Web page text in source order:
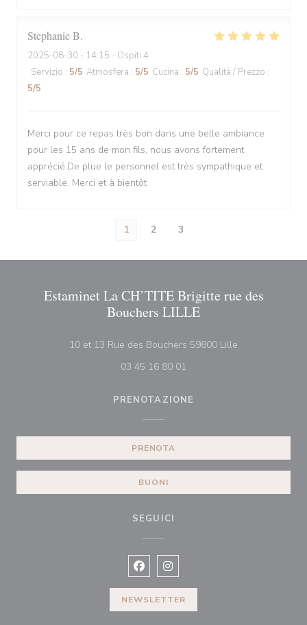
StephanieB
2025-08-30 - 14:15 - Ospiti 4
Servizio : 5/5 Atmosfera : 5/5 Cucina : 5/5 Qualità / Prezzo :
5/5
Merci pour ce repas très bon dans une belle ambiance
pour les 15 ans de mon fils, nous avons fortement
apprécié.De plue le personnel est très sympathique et
serviable. Merci et à bientôt
1 2 3
Estaminet La CH’TITE Brigitte rue des
Bouchers LILLE
10 et 13 Rue des Bouchers 59800 Lille
03 45 16 80 01
PRENOTAZIONE
PRENOTA
BUONI
SEGUICI
Facebook ((apre una nuova
Instagram ((apre una nuova
NEWSLETTER